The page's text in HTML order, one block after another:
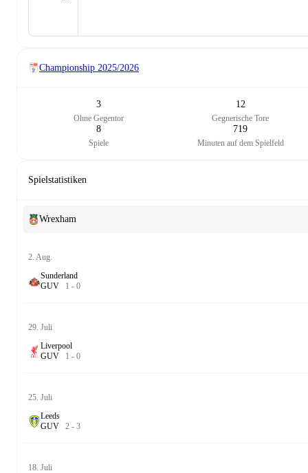
Championship 2025/2026
3
Ohne Gegentor
12
Gegnerische Tore
8
Spiele
719
Minuten auf dem Spielfeld
Spielstatistiken
Wrexham
2. Aug.
Sunderland
GUV 1 - 0
29. Juli
Liverpool
GUV 1 - 0
25. Juli
Leeds
GUV 2 - 3
18. Juli